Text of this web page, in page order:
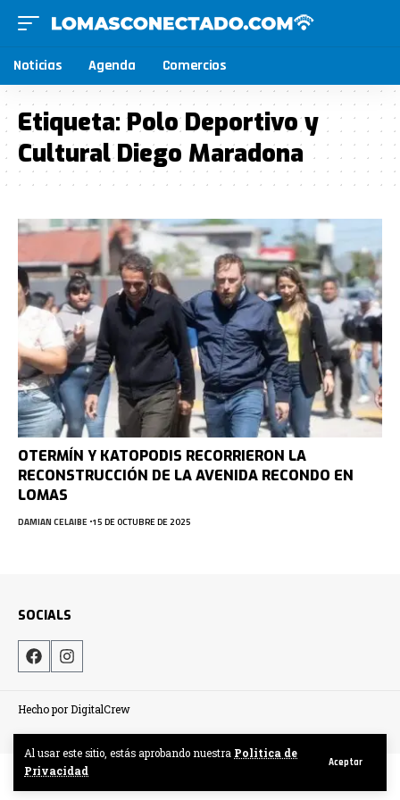
Al usar este sitio, estás aprobando nuestra Politica de
Privacidad
Aceptar
Noticias Agenda Comercios
Etiqueta:Polo Deportivo y
Cultural Diego Maradona
OTERMÍN Y KATOPODIS RECORRIERON LA
RECONSTRUCCIÓN DE LA AVENIDA RECONDO EN
LOMAS
DAMIAN CELAIBE 15 DE OCTUBRE DE 2025
SOCIALS
Hecho por DigitalCrew